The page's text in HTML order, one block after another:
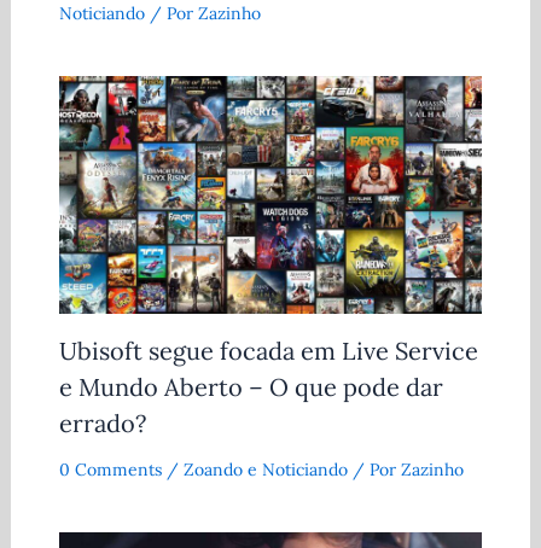
Noticiando/ Por Zazinho
Ubisoft segue focada em Live Service
e Mundo Aberto – O que pode dar
errado?
0 Comments / Zoando e Noticiando/ Por Zazinho